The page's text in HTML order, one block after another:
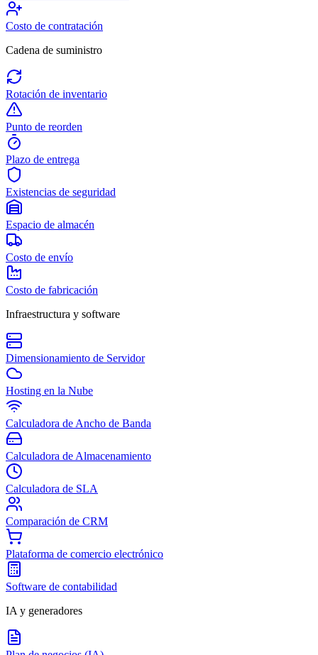
Costo de contratación
Cadena de suministro
Rotación de inventario
Punto de reorden
Plazo de entrega
Existencias de seguridad
Espacio de almacén
Costo de envío
Costo de fabricación
Infraestructura y software
Dimensionamiento de Servidor
Hosting en la Nube
Calculadora de Ancho de Banda
Calculadora de Almacenamiento
Calculadora de SLA
Comparación de CRM
Plataforma de comercio electrónico
Software de contabilidad
IA y generadores